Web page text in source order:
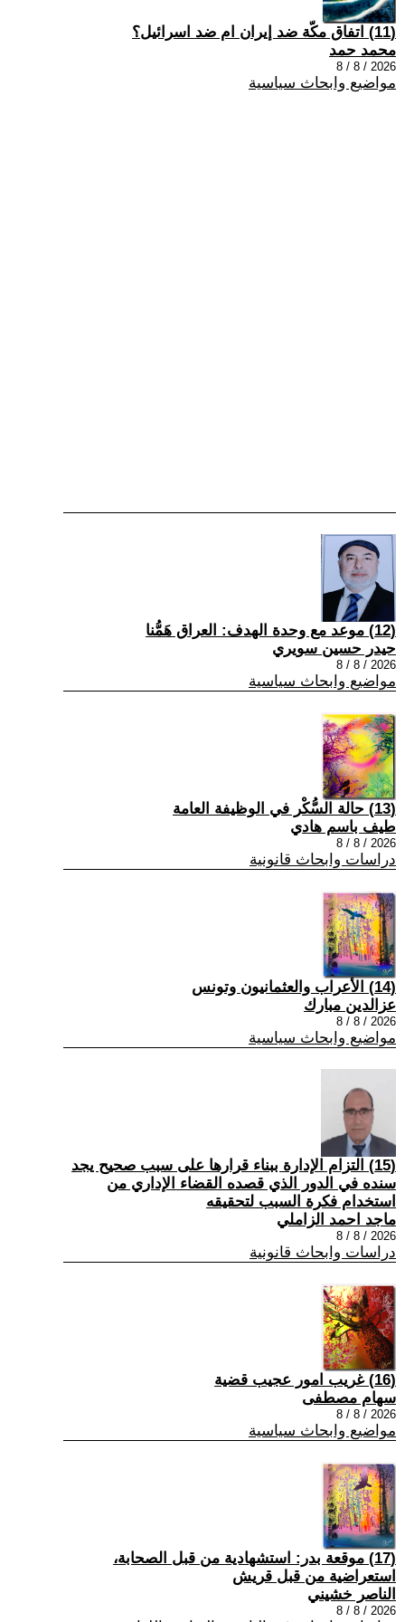
(11) اتفاق مكّة ضد إيران ام ضد اسرائيل؟
محمد حمد
2026 / 8 / 8
مواضيع وابحاث سياسية
(12) موعد مع وحدة الهدف: العراق هَمُّنا
حيدر حسين سويري
2026 / 8 / 8
مواضيع وابحاث سياسية
(13) حالة السُّكْر في الوظيفة العامة
طيف باسم هادي
2026 / 8 / 8
دراسات وابحاث قانونية
(14) الأعراب والعثمانيون وتونس
عزالدين مبارك
2026 / 8 / 8
مواضيع وابحاث سياسية
(15) التزام الإدارة ببناء قرارها على سبب صحیح یجد
سنده في الدور الذي قصده القضاء الإداري من
استخدام فكرة السبب لتحقیقه
ماجد احمد الزاملي
2026 / 8 / 8
دراسات وابحاث قانونية
(16) غريب امور عجيب قضية
سهام مصطفى
2026 / 8 / 8
مواضيع وابحاث سياسية
(17) موقعة بدر: استشهادية من قبل الصحابة،
استعراضية من قبل قريش
الناصر خشيني
2026 / 8 / 8